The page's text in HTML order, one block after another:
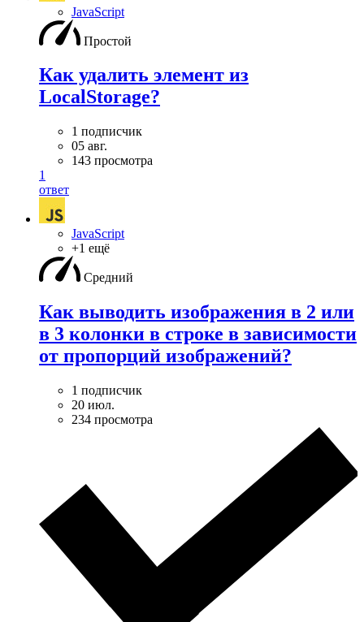
JavaScript
Простой
Как удалить элемент из
LocalStorage?
1 подписчик
05 авг.
143 просмотра
1
ответ
JavaScript
+1 ещё
Средний
Как выводить изображения в 2 или
в 3 колонки в строке в зависимости
от пропорций изображений?
1 подписчик
20 июл.
234 просмотра